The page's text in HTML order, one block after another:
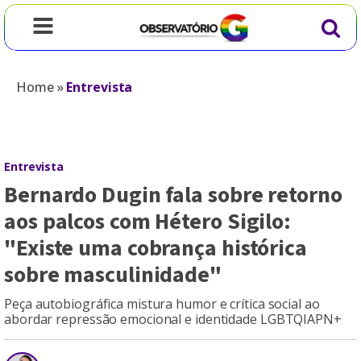
Home»Entrevista
Entrevista
Bernardo Dugin fala sobre retorno
aos palcos com Hétero Sigilo:
"Existe uma cobrança histórica
sobre masculinidade"
Peça autobiográfica mistura humor e crítica social ao
abordar repressão emocional e identidade LGBTQIAPN+